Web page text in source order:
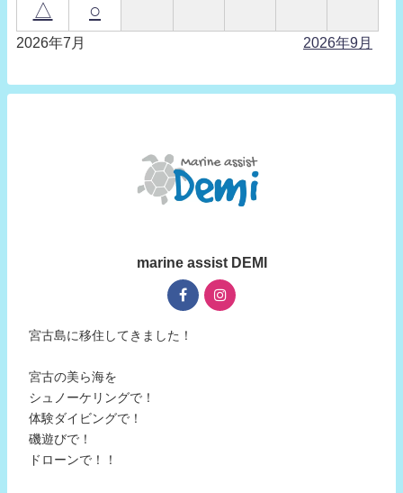
△ ○
2026年7月 2026年9月
marine assist DEMI
宮古島に移住してきました！
宮古の美ら海を
シュノーケリングで！
体験ダイビングで！
磯遊びで！
ドローンで！！